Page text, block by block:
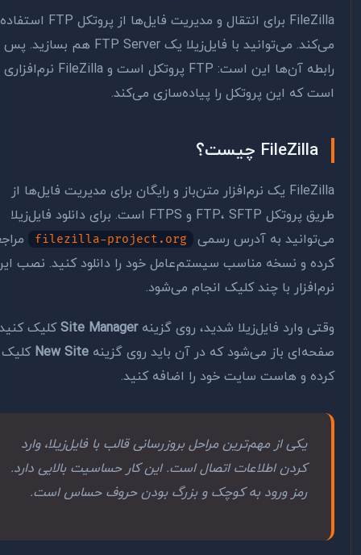
FileZilla برای انتقال و مدیریت فایل‌ها از پروتکل FTP استفاده
می‌کند. می‌توانید با فایل‌زیلا یک FTP Server هم بسازید. پس
رابطه آن‌ها این است: FTP پروتکل است و FileZilla نرم‌افزاری
که این پروتکل را پیاده‌سازی می‌کند.
FileZilla چیست؟
FileZilla یک نرم‌افزار متن‌باز و رایگان برای مدیریت فایل‌ها از
طریق پروتکل FTP، SFTP و FTPS است. برای دانلود فایل‌زیلا
به آدرس رسمی
filezilla-project.org
مراجعه
و نسخه مناسب سیستم‌عامل خود را دانلود کنید. نصب این
با چند کلیک انجام می‌شود.
وارد فایل‌زیلا شدید، روی گزینه Site Managerکلیک کنید.
باز می‌شود که در آن باید روی گزینه New Siteکلیک
و هاست سایت خود را اضافه کنید.
یکی از مهم‌ترین مراحل بروزرسانی قالب با فایل‌زیلا، وارد
کردن اطلاعات اتصال است. این کار حساسیت بالایی دارد.
رمز ورود به کوچک و بزرگ بودن حروف حساس است.